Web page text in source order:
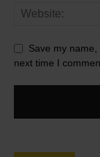
Save my
next time I